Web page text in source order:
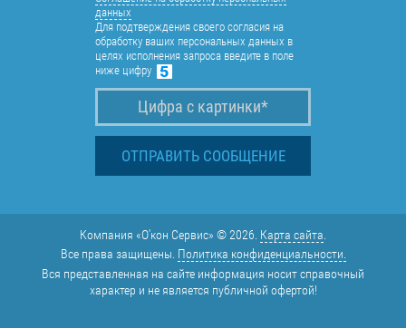
данных
Для подтверждения своего согласия на
обработку ваших персональных данных в
целях исполнения запроса введите в поле
ниже цифру
Компания «О'кон Сервис» © 2026. Карта сайта
Все права защищены. Политика конфиденциальности.
Вся представленная на сайте информация носит справочный
характер и не является публичной офертой!